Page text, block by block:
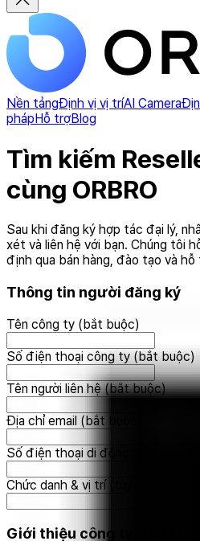
Nền tảngĐịnh vị vị tríAI Camera
pháp Hỗ trợBlog
Tìm kiếm
cùng ORBRO
Sau khi đăng ký hợp tác đại lý,
xét và liên hệ với bạn. Chúng tôi
định qua bán hàng, đào tạo và
Thông tin người đăng ký
Tên công ty (bắt buộc)
Số điện thoại công ty (bắt buộc)
Tên người liên hệ (bắt buộc)
Địa chỉ email (bắt buộc)
Số điện thoại di động (tùy chọn)
Chức danh & vị trí (tùy chọn)
Giới thiệu công ty (bắt